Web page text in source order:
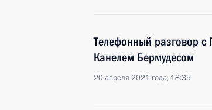
Телефонный разговор
Канелем Бермудесом
20 апреля 2021 года, 18:35